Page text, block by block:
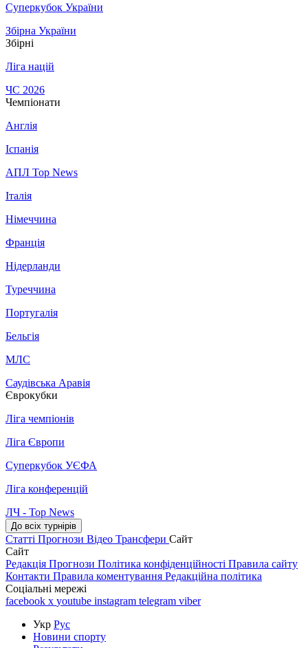
Суперкубок України
Збірна України
Збірні
Ліга націй
ЧС 2026
Чемпіонати
Англія
Іспанія
АПЛ Top News
Італія
Німеччина
Франція
Нідерланди
Туреччина
Португалія
Бельгія
МЛС
Саудівська Аравія
Єврокубки
Ліга чемпіонів
Ліга Європи
Суперкубок УЄФА
Ліга конференцій
ЛЧ - Top News
До всіх турнірів
Статті Прогнози Відео Трансфери Сайт
Сайт
Редакція Прогнози Політика конфіденційності Правила сайту
Контакти Правила коментування Редакційна політика
Соціальні мережі
facebook x youtube instagram telegram viber
Укр Рус
Новини спорту